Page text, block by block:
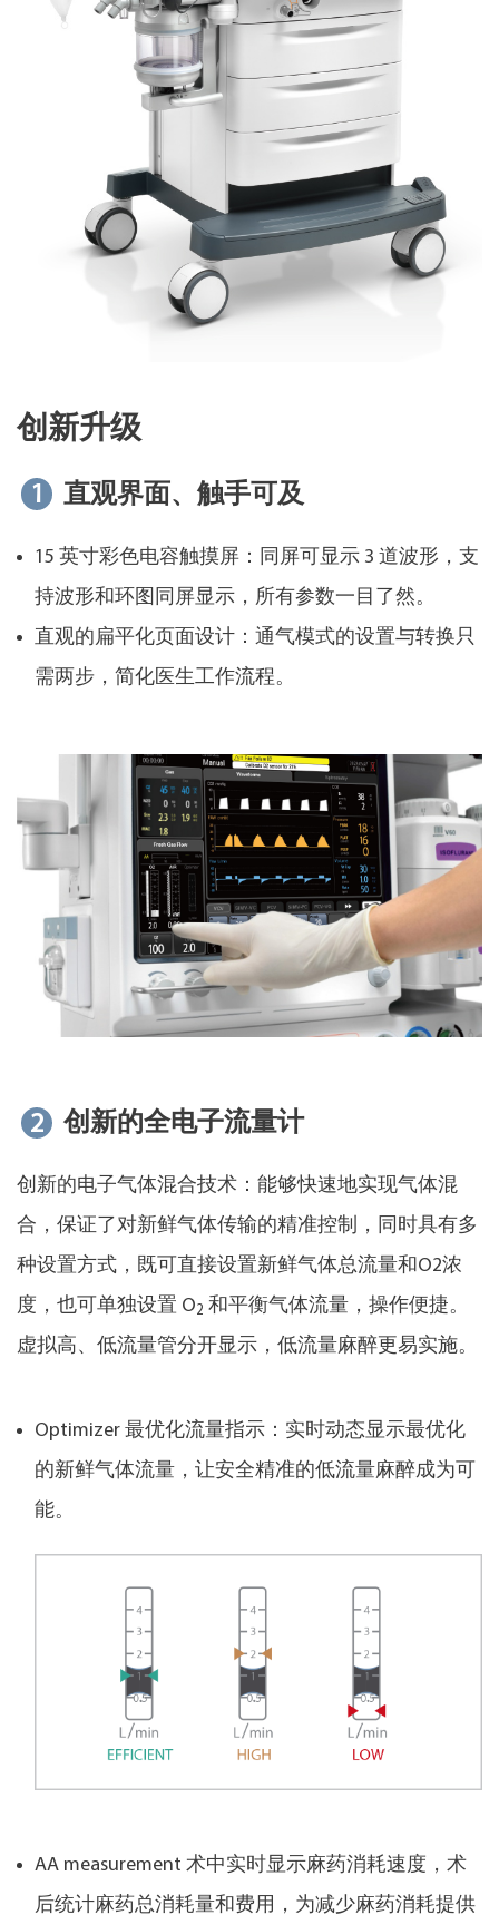
创新升级
1 直观界面、触手可及
15 英寸彩色电容触摸屏：同屏可显示 3 道波形，支
持波形和环图同屏显示，所有参数一目了然。
直观的扁平化页面设计：通气模式的设置与转换只
需两步，简化医生工作流程。
2 创新的全电子流量计
创新的电子气体混合技术：能够快速地实现气体混
合，保证了对新鲜气体传输的精准控制，同时具有多
种设置方式，既可直接设置新鲜气体总流量和O2浓
度，也可单独设置 O2 和平衡气体流量，操作便捷。
虚拟高、低流量管分开显示，低流量麻醉更易实施。
Optimizer 最优化流量指示：实时动态显示最优化
的新鲜气体流量，让安全精准的低流量麻醉成为可
能。
AA measurement 术中实时显示麻药消耗速度，术
后统计麻药总消耗量和费用，为减少麻药消耗提供